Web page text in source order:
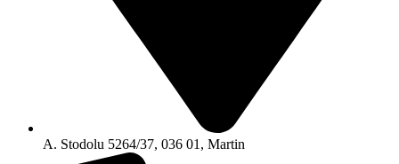
A. Stodolu 5264/37, 036 01, Martin